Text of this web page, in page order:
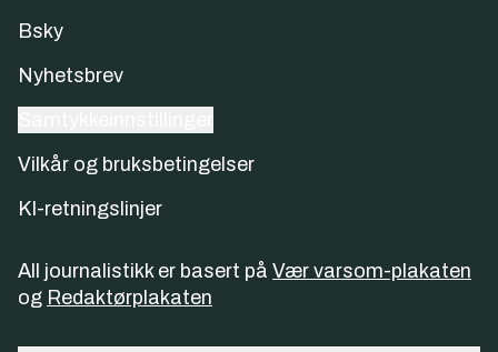
Bsky
Nyhetsbrev
Vilkår og bruksbetingelser
KI-retningslinjer
All journalistikk er basert på Vær varsom-plakaten
og Redaktørplakaten